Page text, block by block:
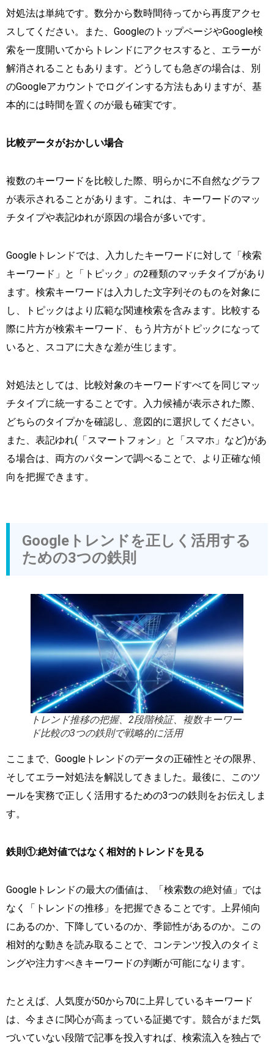
対処法は単純です。数分から数時間待ってから再度アクセ
スしてください。また、GoogleのトップページやGoogle検
索を一度開いてからトレンドにアクセスすると、エラーが
解消されることもあります。どうしても急ぎの場合は、別
のGoogleアカウントでログインする方法もありますが、基
本的には時間を置くのが最も確実です。
比較データがおかしい場合
複数のキーワードを比較した際、明らかに不自然なグラフ
が表示されることがあります。これは、キーワードのマッ
チタイプや表記ゆれが原因の場合が多いです。
Googleトレンドでは、入力したキーワードに対して「検索
キーワード」と「トピック」の2種類のマッチタイプがあり
ます。検索キーワードは入力した文字列そのものを対象に
し、トピックはより広範な関連検索を含みます。比較する
際に片方が検索キーワード、もう片方がトピックになって
いると、スコアに大きな差が生じます。
対処法としては、比較対象のキーワードすべてを同じマッ
チタイプに統一することです。入力候補が表示された際、
どちらのタイプかを確認し、意図的に選択してください。
また、表記ゆれ(「スマートフォン」と「スマホ」など)があ
る場合は、両方のパターンで調べることで、より正確な傾
向を把握できます。
Googleトレンドを正しく活用する
ための3つの鉄則
トレンド推移の把握、2段階検証、複数キーワー
ド比較の3つの鉄則で戦略的に活用
ここまで、Googleトレンドのデータの正確性とその限界、
そしてエラー対処法を解説してきました。最後に、このツ
ールを実務で正しく活用するための3つの鉄則をお伝えしま
す。
鉄則①:絶対値ではなく相対的トレンドを見る
Googleトレンドの最大の価値は、「検索数の絶対値」では
なく「トレンドの推移」を把握できることです。上昇傾向
にあるのか、下降しているのか、季節性があるのか。この
相対的な動きを読み取ることで、コンテンツ投入のタイミ
ングや注力すべきキーワードの判断が可能になります。
たとえば、人気度が50から70に上昇しているキーワード
は、今まさに関心が高まっている証拠です。競合がまだ気
づいていない段階で記事を投入すれば、検索流入を独占で